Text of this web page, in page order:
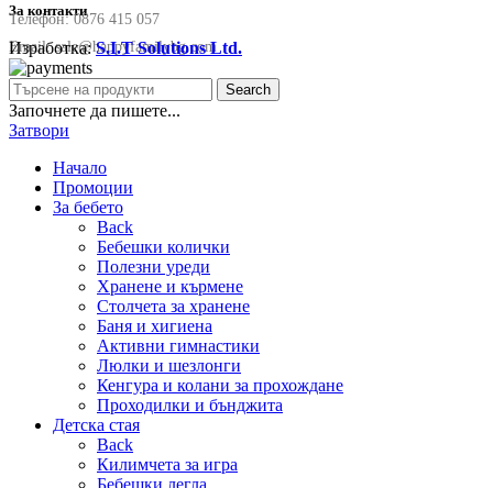
За контакти
Телефон:0876 415 057
Email:sale@happyfamilybg.com
Изработка:S.I.T Solutions Ltd.
Search
Започнете да пишете...
Затвори
Начало
Промоции
За бебето
Back
Бебешки колички
Полезни уреди
Хранене и кърмене
Столчета за хранене
Баня и хигиена
Активни гимнастики
Люлки и шезлонги
Кенгура и колани за прохождане
Проходилки и бънджита
Детска стая
Back
Килимчета за игра
Бебешки легла